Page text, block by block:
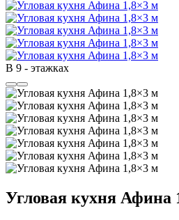
В 9 - этажках
Угловая кухня Афина